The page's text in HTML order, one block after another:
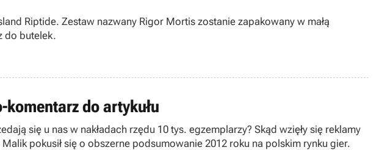
Riptide. Zestaw nazwany Rigor Mortis zostanie zapakowany w małą
do butelek.
do artykułu
się u nas w nakładach rzędu 10 tys. egzemplarzy? Skąd wzięły się reklamy
pokusił się o obszerne podsumowanie 2012 roku na polskim rynku gier.